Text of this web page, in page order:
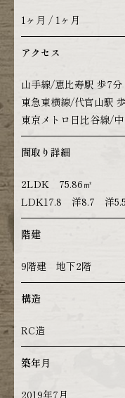
1ヶ月 / 1ヶ月
アクセス
山手線/恵比寿駅 歩7分
東急東横線/代官山駅
東京メトロ日比谷線/
間取り詳細
2LDK 75.86㎡
LDK17.8 洋8.7 洋5.5
階建
9階建 地下2階
構造
RC造
築年月
2019年7月